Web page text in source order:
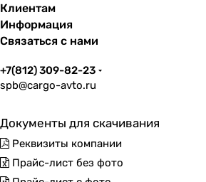
Клиентам
Информация
Связаться с нами
+7(812) 309-82-23
spb@cargo-avto.ru
Документы для скачивания
Реквизиты компании
Прайс-лист без фото